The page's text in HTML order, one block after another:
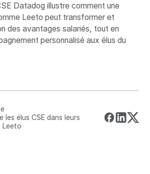
Datadog illustre comment une
Leeto peut transformer et
des avantages salariés, tout en
personnalisé aux élus du
les élus CSE dans leurs
Leeto